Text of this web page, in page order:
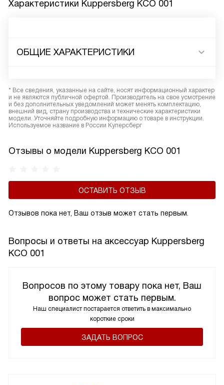
Характеристики Kuppersberg KCO 001
ОБЩИЕ ХАРАКТЕРИСТИКИ
* Все сведения, указанные на сайте, носят информационный характер
и не являются публичной офертой. Производитель на свое усмотрение
и без дополнительных уведомлений может менять комплектацию,
внешний вид, страну производства и технические характеристики
модели. Уточняйте подробную информацию о товаре в инструкции.
Используемое название в России Куперсберг
Отзывы о модели Kuppersberg KCO 001
ОСТАВИТЬ ОТЗЫВ
Отзывов пока нет, Ваш отзыв может стать первым.
Вопросы и ответы на аксессуар Kuppersberg
KCO 001
Вопросов по этому товару пока нет, Ваш
вопрос может стать первым.
Наш специалист постарается ответить в максимально
короткие сроки
ЗАДАТЬ ВОПРОС